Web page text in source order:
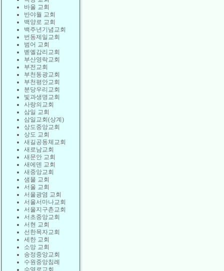
바울 교회
반야월 교회
백양로 교회
백주년기념교회
번동제일교회
범어 교회
벧엘감리교회
부산영락교회
부전교회
부천동광교회
부천평안교회
분당우리교회
빛과생명교회
사랑의교회
삼일 교회
삼일교회(상계)
상도중앙교회
상도 교회
새길공동체교회
새로남교회
새문안 교회
새에덴 교회
새중앙교회
샘물 교회
서울 교회
서울광염 교회
서울서마나교회
서울지구촌교회
서초중앙교회
서현 교회
선한목자교회
세한 교회
소망 교회
송정중앙교회
수원중앙침례
수영로교회